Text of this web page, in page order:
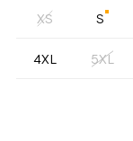
XS S
4XL 5XL